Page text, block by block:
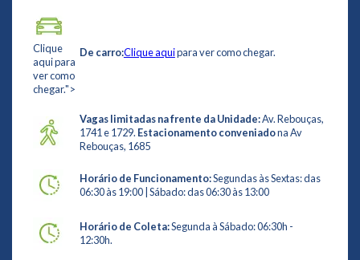
Clique
aqui para
ver como
chegar.">
De carro:Clique aquipara ver como chegar.
Vagas limitadas na frente da Unidade:Av. Rebouças,
1741 e 1729. Estacionamento conveniadona Av
Rebouças, 1685
Horário de Funcionamento:Segundas às Sextas: das
06:30 às 19:00 | Sábado: das 06:30 às 13:00
Horário de Coleta:Segunda à Sábado: 06:30h -
12:30h.